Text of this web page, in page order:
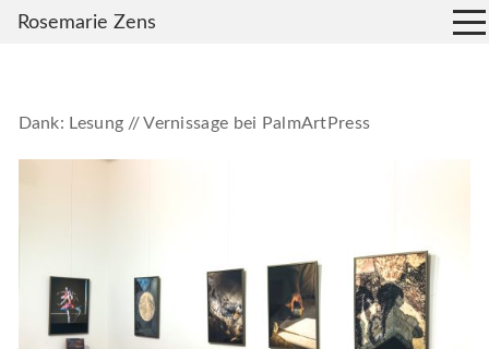
Dank: Lesung // Vernissage bei PalmArtPress
Rosemarie Zens